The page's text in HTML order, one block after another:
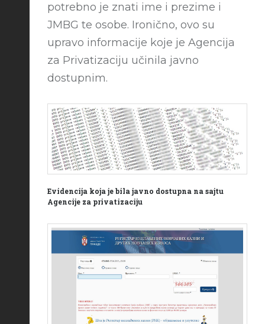
potrebno je znati ime i prezime i
JMBG te osobe. Ironično, ovo su
upravo informacije koje je Agencija
za Privatizaciju učinila javno
dostupnim.
Evidencija koja je bila javno dostupna na sajtu
Agencije za privatizaciju